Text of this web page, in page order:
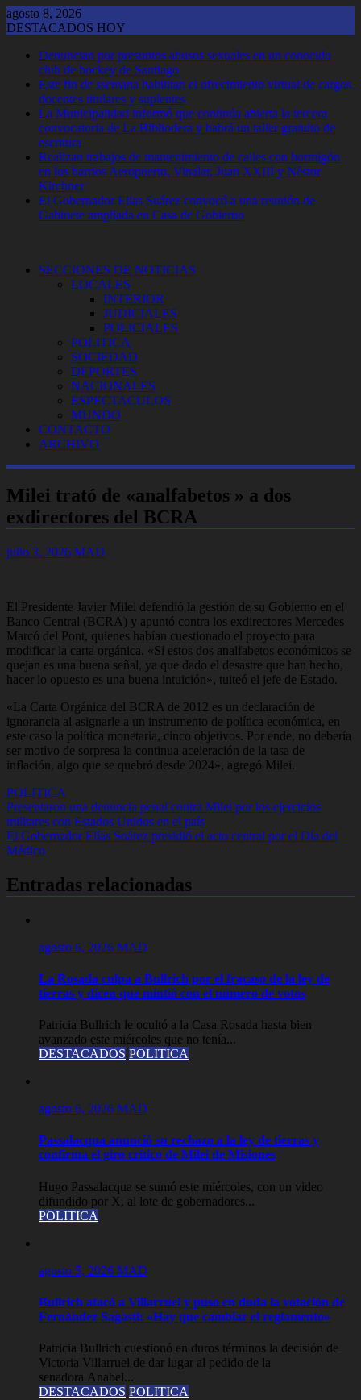
Saltar
al
agosto 8, 2026
DESTACADOS HOY
Denuncian por presuntos abusos sexuales en un conocido
club de hockey de Santiago
Este fin de ssemana habilitan el ofrecimiento virtual de cargos
docentes titulares y suplentes
La Municipalidad informó que continúa abierta la tercera
convocatoria de La Bibliodera y habrá un taller gratuito de
escritura
Realizan trabajos de mantenimiento de calles con hormigón
en los barrios Aeropuerto, Vinalar, Juan XXIII y Néstor
Kirchner
El Gobernador Elias Suárez convocó a una reunión de
Gabinete ampliada en Casa de Gobierno
SECCIONES DE NOTICIAS
LOCALES
INTERIOR
JUDICIALES
POLICIALES
POLITICA
SOCIEDAD
DEPORTES
NACIONALES
ESPECTACULOS
MUNDO
CONTACTO
ARCHIVO
Milei trató de «analfabetos » a dos
exdirectores del BCRA
julio 3, 2026 MAD
El Presidente Javier Milei defendió la gestión de su Gobierno en el
Banco Central (BCRA) y apuntó contra los exdirectores Mercedes
Marcó del Pont, quienes habían cuestionado el proyecto para
modificar la carta orgánica. «Si estos dos analfabetos económicos se
quejan es una buena señal, ya que dado el desastre que han hecho,
hacer lo opuesto es una buena intuición», tuiteó el jefe de Estado.
«La Carta Orgánica del BCRA de 2012 es un declaración de
ignorancia al asignarle a un instrumento de política económica, en
este caso la política monetaria, cinco objetivos. Por ende, no debería
ser motivo de sorpresa la continua aceleración de la tasa de
inflación, algo que se quebró desde 2024», agregó Milei.
POLITICA
Navegación
de
entradas
Presentaron una denuncia penal contra Milei por los ejercicios
militares con Estados Unidos en el país
El Gobernador Elías Suárez presidió el acto central por el Día del
Médico
Entradas relacionadas
agosto 6, 2026 MAD
La Rosada culpa a Bullrich por el fracaso de la ley de
tierras y dicen que mintió con el número de votos
Patricia Bullrich le ocultó a la Casa Rosada hasta bien
avanzado este miércoles que no tenía...
DESTACADOS POLITICA
agosto 6, 2026 MAD
Passalacqua anunció su rechazo a la ley de tierras y
confirma el giro crítico de Milei de Misiones
Hugo Passalacqua se sumó este miércoles, con un video
difundido por X, al lote de gobernadores...
POLITICA
agosto 5, 2026 MAD
Bullrich atacó a Villarruel y puso en duda la votación de
Fernández Sagasti: «Hay que cambiar el reglamento»
Patricia Bullrich cuestionó en duros términos la decisión de
Victoria Villarruel de dar lugar al pedido de la
senadora Anabel...
DESTACADOS POLITICA